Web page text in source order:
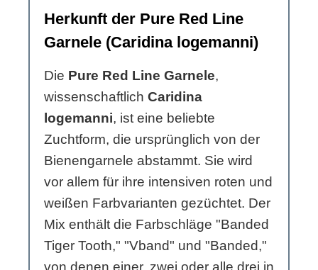
Herkunft der Pure Red Line
Garnele (Caridina logemanni)
Die Pure Red Line Garnele,
wissenschaftlich Caridina
logemanni, ist eine beliebte
Zuchtform, die ursprünglich von der
Bienengarnele abstammt. Sie wird
vor allem für ihre intensiven roten und
weißen Farbvarianten gezüchtet. Der
Mix enthält die Farbschläge "Banded
Tiger Tooth," "Vband" und "Banded,"
von denen einer, zwei oder alle drei in